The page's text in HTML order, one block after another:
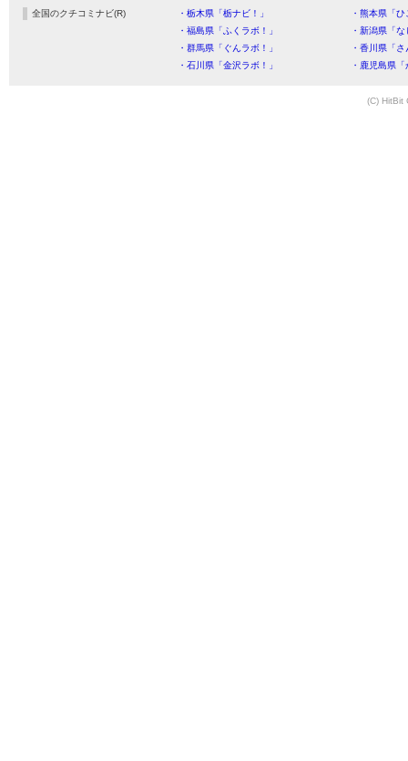
全国のクチコミナビ(R) ・栃木県「栃ナビ！」
・熊本県「
・福島県「ふくラボ！」
・新潟県「
・群馬県「ぐんラボ！」
・香川県「
・石川県「金沢ラボ！」
・鹿児島県
(C) HitBit